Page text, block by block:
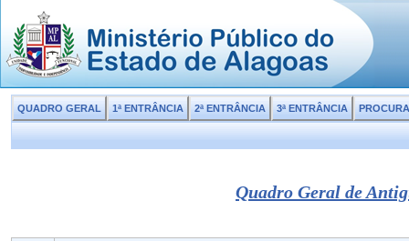
QUADRO GERAL 1ª ENTRÂNCIA 2ª ENTRÂNCIA 3ª ENTRÂNCIA
Quadro Geral de